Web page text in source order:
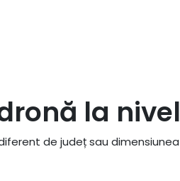
la
de județ sau